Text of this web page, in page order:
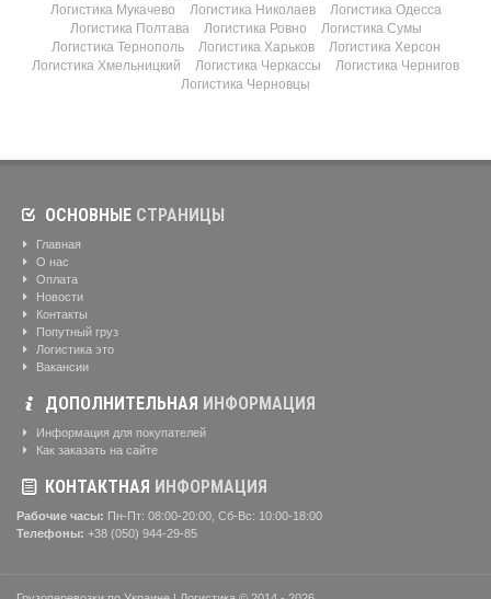
Логистика Мукачево
Логистика Николаев
Логистика Одесса
Логистика Полтава
Логистика Ровно
Логистика Сумы
Логистика Тернополь
Логистика Харьков
Логистика Херсон
Логистика Хмельницкий
Логистика Черкассы
Логистика Чернигов
Логистика Черновцы
ОСНОВНЫЕ СТРАНИЦЫ
Главная
О нас
Оплата
Новости
Контакты
Попутный груз
Логистика это
Вакансии
ДОПОЛНИТЕЛЬНАЯ ИНФОРМАЦИЯ
Информация для покупателей
Как заказать на сайте
КОНТАКТНАЯ ИНФОРМАЦИЯ
Рабочие часы: Пн-Пт: 08:00-20:00, Сб-Вс: 10:00-18:00
Телефоны: +38 (050) 944-29-85